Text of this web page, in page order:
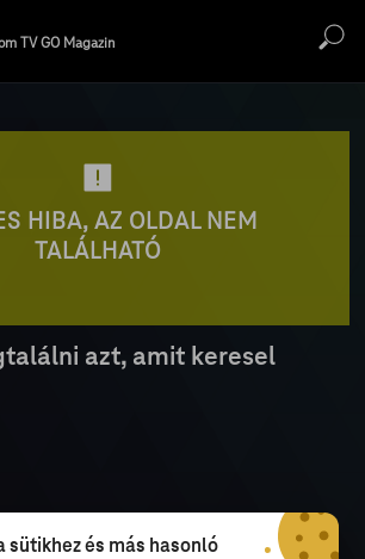
TV GO Magazin
HIBA, AZ OLDAL NEM
TALÁLHATÓ
azt, amit keresel
sütikhez és más hasonló